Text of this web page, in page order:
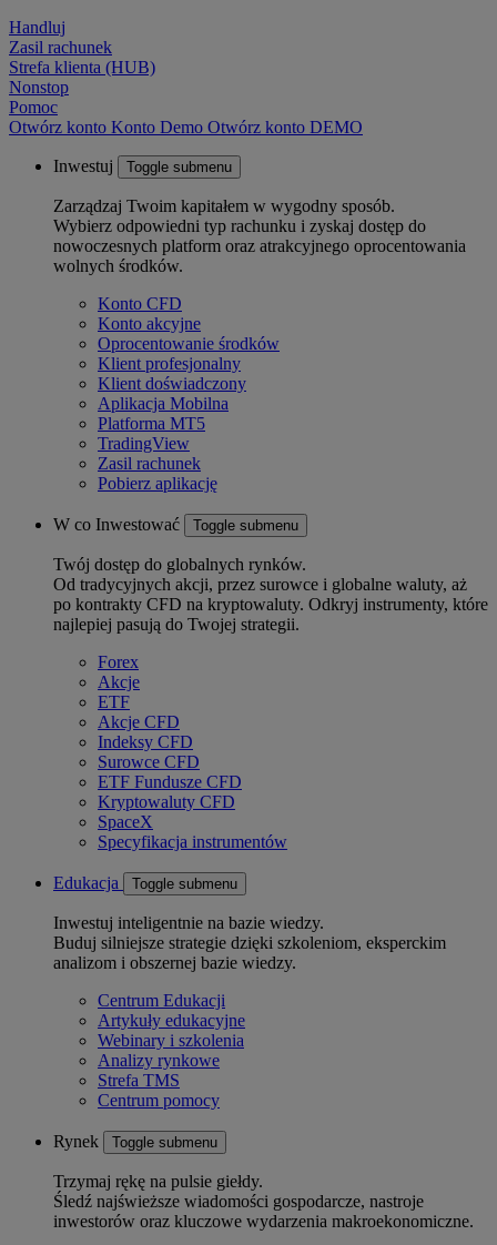
Handluj
Zasil rachunek
Strefa klienta (HUB)
Nonstop
Pomoc
Otwórz konto Konto Demo Otwórz konto DEMO
Inwestuj Toggle submenu
Zarządzaj Twoim kapitałem w wygodny sposób.
Wybierz odpowiedni typ rachunku i zyskaj dostęp do
nowoczesnych platform oraz atrakcyjnego oprocentowania
wolnych środków.
Konto CFD
Konto akcyjne
Oprocentowanie środków
Klient profesjonalny
Klient doświadczony
Aplikacja Mobilna
Platforma MT5
TradingView
Zasil rachunek
Pobierz aplikację
W co Inwestować Toggle submenu
Twój dostęp do globalnych rynków.
Od tradycyjnych akcji, przez surowce i globalne waluty, aż
po kontrakty CFD na kryptowaluty. Odkryj instrumenty, które
najlepiej pasują do Twojej strategii.
Forex
Akcje
ETF
Akcje CFD
Indeksy CFD
Surowce CFD
ETF Fundusze CFD
Kryptowaluty CFD
SpaceX
Specyfikacja instrumentów
Edukacja Toggle submenu
Inwestuj inteligentnie na bazie wiedzy.
Buduj silniejsze strategie dzięki szkoleniom, eksperckim
analizom i obszernej bazie wiedzy.
Centrum Edukacji
Artykuły edukacyjne
Webinary i szkolenia
Analizy rynkowe
Strefa TMS
Centrum pomocy
Rynek Toggle submenu
Trzymaj rękę na pulsie giełdy.
Śledź najświeższe wiadomości gospodarcze, nastroje
inwestorów oraz kluczowe wydarzenia makroekonomiczne.